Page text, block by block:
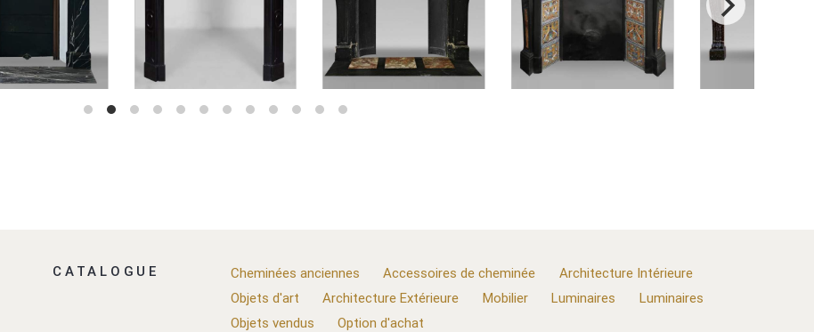
CATALOGUE Cheminées anciennes Accessoires de cheminée
Architecture Intérieure
Objets d'art
Architecture Extérieure Mobilier Luminaires
Luminaires
Objets vendus
Option d'achat